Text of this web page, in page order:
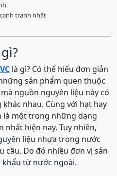
tranh nhất
là gì? Có thể hiểu đơn giản
sản phẩm quen thuộc
nguồn nguyên liệu này có
nhau. Cùng với hạt hay
là một trong những dạng
nhất hiện nay. Tuy nhiên,
liệu nhựa trong nước
cầu. Do đó nhiều đơn vị sản
từ nước ngoài.